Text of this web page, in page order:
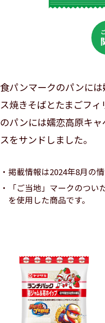
食パンマークのパンに
ス焼きそばとたまごフ
のパンには嬬恋高原キ
スをサンドしました。
掲載情報は2024年8月の情
「ご当地」マークのつ
を使用した商品です。